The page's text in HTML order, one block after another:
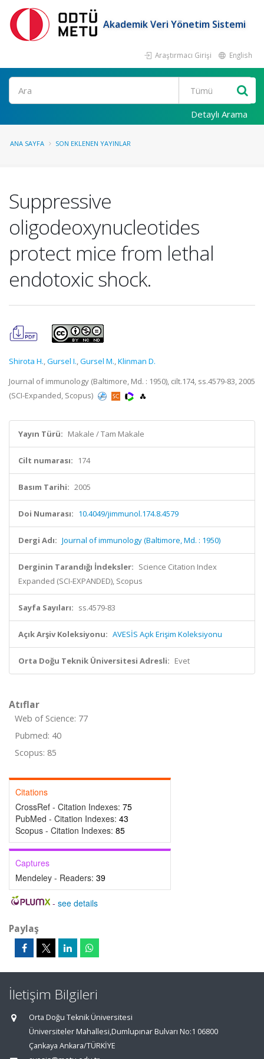
Akademik Veri Yönetim Sistemi
Araştırmacı Girişi English
Ara
Detaylı Arama
ANA SAYFA SON EKLENEN YAYINLAR
Suppressive
oligodeoxynucleotides
protect mice from lethal
endotoxic shock.
Shirota H.,Gursel I.,Gursel M.,Klinman D.
Journal of immunology (Baltimore, Md. : 1950), cilt.174, ss.4579-83, 2005
(SCI-Expanded, Scopus)
Yayın Türü: Makale / Tam Makale
Cilt numarası: 174
Basım Tarihi: 2005
Doi Numarası: 10.4049/jimmunol.174.8.4579
Dergi Adı: Journal of immunology (Baltimore, Md. : 1950)
Derginin Tarandığı İndeksler: Science Citation Index
Expanded (SCI-EXPANDED), Scopus
Sayfa Sayıları: ss.4579-83
Açık Arşiv Koleksiyonu: AVESİS Açık Erişim Koleksiyonu
Orta Doğu Teknik Üniversitesi Adresli: Evet
Atıflar
Web of Science: 77
Pubmed: 40
Scopus: 85
Citations
CrossRef - Citation Indexes: 75
PubMed - Citation Indexes: 43
Scopus - Citation Indexes: 85
Captures
Mendeley - Readers: 39
- see details
Paylaş
İletişim Bilgileri
Orta Doğu Teknik Üniversitesi
Üniversiteler Mahallesi,Dumlupınar Bulvarı No:1 06800
Çankaya Ankara/TÜRKİYE